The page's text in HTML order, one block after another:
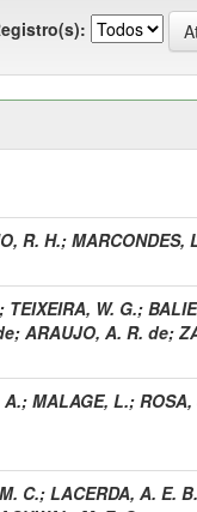
R. H.; MARCONDES,
; TEIXEIRA, W. G.;
; ARAUJO, A. R. de;
A.; MALAGE, L.;
C.; LACERDA, A. E.